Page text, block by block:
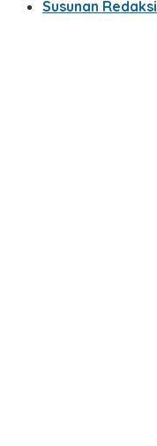
Susunan Redaksi